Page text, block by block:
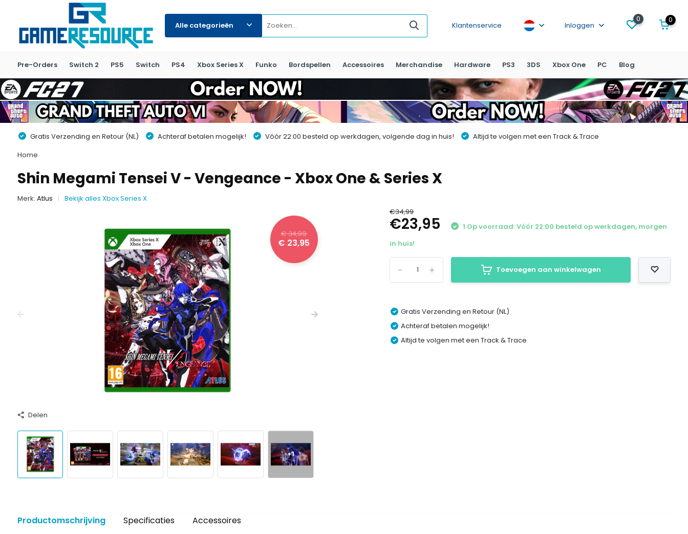
Alle categorieën Klantenservice Inloggen
0 0
Pre-Orders Switch 2 PS5 Switch PS4 Xbox Series X Funko Bordspellen Accessoires Merchandise Hardware PS3 3DS Xbox One PC Blog
Gratis Verzending en Retour (NL) Achteraf betalen mogelijk! Vóór 22:00 besteld op werkdagen, volgende dag in huis!
Altijd te volgen met een Track & Trace
Home
Shin Megami Tensei V - Vengeance - Xbox One & Series X
Merk: Atlus Bekijk alles Xbox Series X
€ 34,99
€ 23,95
Delen
+1
€34,99
€23,95
1 Op voorraad: Vóór 22:00 besteld op werkdagen, morgen
in huis!
+
- Toevoegen aan winkelwagen
Gratis Verzending en Retour (NL)
Achteraf betalen mogelijk!
Altijd te volgen met een Track & Trace
Productomschrijving Specificaties Accessoires